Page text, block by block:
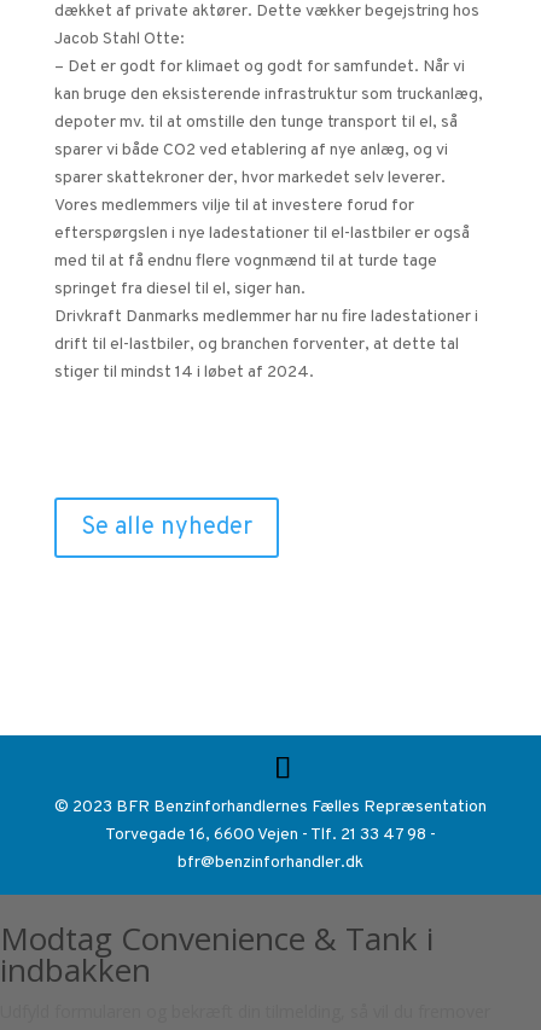
dækket af private aktører. Dette vækker begejstring hos
Jacob Stahl Otte:
– Det er godt for klimaet og godt for samfundet. Når vi
kan bruge den eksisterende infrastruktur som truckanlæg,
depoter mv. til at omstille den tunge transport til el, så
sparer vi både CO2 ved etablering af nye anlæg, og vi
sparer skattekroner der, hvor markedet selv leverer.
Vores medlemmers vilje til at investere forud for
efterspørgslen i nye ladestationer til el-lastbiler er også
med til at få endnu flere vognmænd til at turde tage
springet fra diesel til el, siger han.
Drivkraft Danmarks medlemmer har nu fire ladestationer i
drift til el-lastbiler, og branchen forventer, at dette tal
stiger til mindst 14 i løbet af 2024.
Se alle nyheder
© 2023 BFR Benzinforhandlernes Fælles Repræsentation
Torvegade 16, 6600 Vejen - Tlf. 21 33 47 98 -
bfr@benzinforhandler.dk
Modtag Convenience & Tank i
indbakken